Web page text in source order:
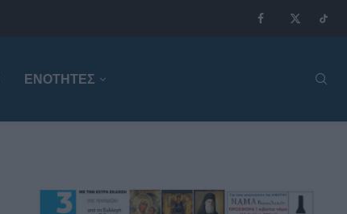
ΕΝΟΤΗΤΕΣ